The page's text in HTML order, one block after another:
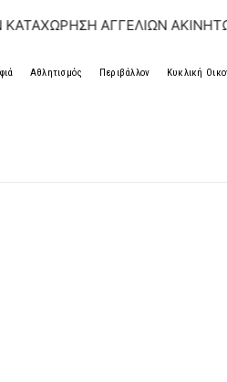
ΑΓΓΕΛΙΩΝ ΑΚΙΝΗΤΩΝ &
Αθλητισμός Περιβάλλον Κυκλική